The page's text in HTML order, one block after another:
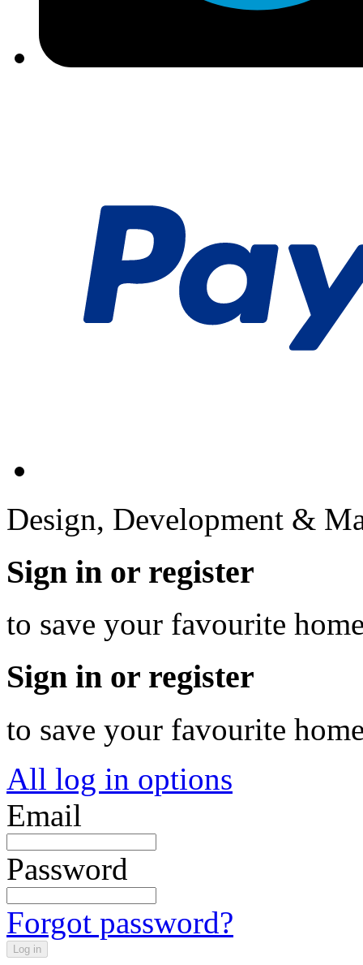
Design, Development &
Sign in or register
to save your favourite
Sign in or register
to save your favourite
All log in options
Email
Password
Forgot password?
Log in